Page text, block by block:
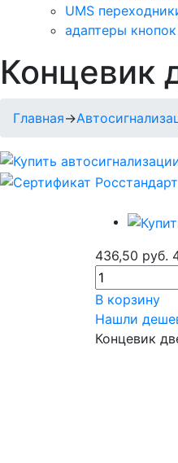
UMS
адаптеры
Концевик
Главная→
436,50 руб.
В корзину
Нашли
Концевик